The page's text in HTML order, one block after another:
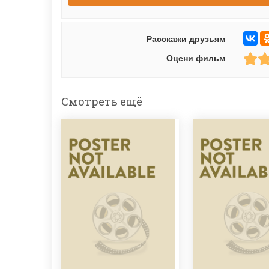
Расскажи друзьям
Оцени фильм
Смотреть ещё